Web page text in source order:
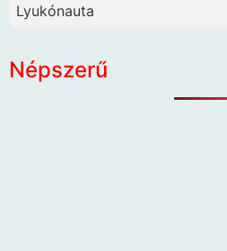
Lyukónauta
Népszerű